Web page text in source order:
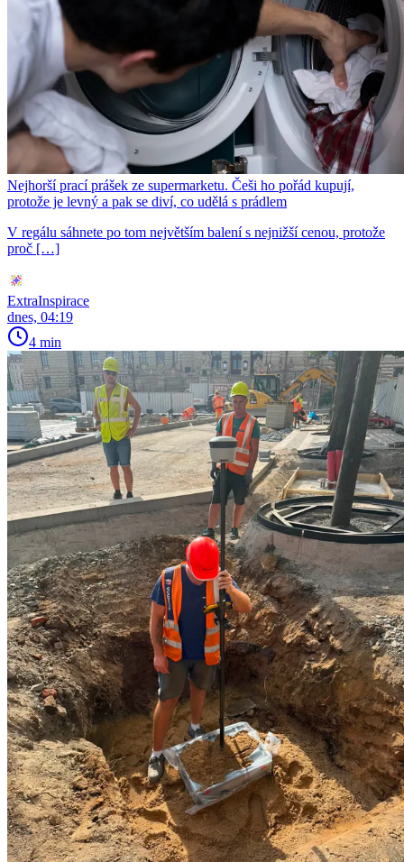
Nejhorší prací prášek ze supermarketu. Češi ho pořád kupují,
protože je levný a pak se diví, co udělá s prádlem
V regálu sáhnete po tom největším balení s nejnižší cenou, protože
proč […]
ExtraInspirace
dnes, 04:19
4 min